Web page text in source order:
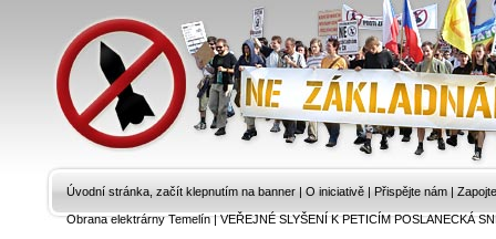
Úvodní stránka, začít klepnutím na banner | O iniciativě | Přispějte nám |
Obrana elektrárny Temelín|VEŘEJNÉ SLYŠENÍ K PETICÍM POSLANECKÁ